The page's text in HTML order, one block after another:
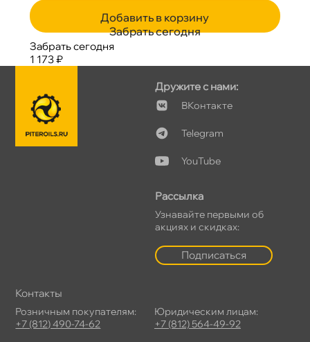
Добавить в корзину
Забрать сегодня
Забрать сегодня
1 173 ₽
Дружите с нами:
Контакте
Telegram
YouTube
Рассылка
Узнавайте первыми о
акциях и скидках:
Подписаться
Контакты
Розничным покупателям:
+7 (812) 490-74-62
Юридическим лицам:
+7 (812) 564-49-92